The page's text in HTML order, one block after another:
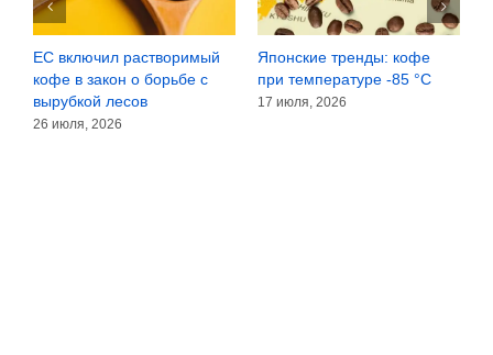
тренды: кофе
-85 °C
2026
Объёмы продаж
бутилированной воды
превысили 51,3 миллиарда
Сомнения
зёрнах или